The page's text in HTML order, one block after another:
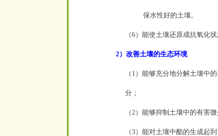
保水性好的土壤。
（6）能使土壤还原成抗氧
2）改善土壤的生态环境
（1）能够充分地分解土壤中
分；
（2）能够抑制土壤中的有害
（3）能对土壤中酯的生成起